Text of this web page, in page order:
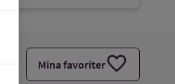
Mina favoriterfavorite